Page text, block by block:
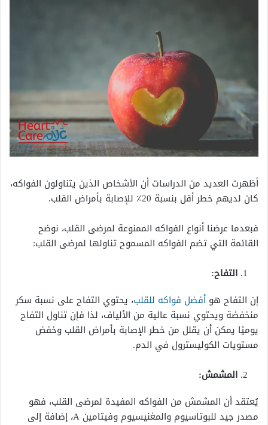
أظهرت العديد من الدراسات أن الأشخاص الذين يتناولون الفواكه،
كان لديهم خطر أقل بنسبة 20٪ للإصابة بأمراض القلب.
فبعدما عرضنا أنواع الفواكه الممنوعة لمرضى القلب، نوضح
القائمة التي تضم الفواكه المسموح تناولها لمرضى القلب:
التفاح:
إن التفاح هو أفضل فواكه للقلب، يحتوي التفاح على نسبة سكر
منخفضة ويحتوي نسبة عالية من الألياف، لذا فإن تناول التفاح
يوميًا يمكن أن يقلل من خطر الإصابة بأمراض القلب وخفض
مستويات الكوليسترول في الدم.
المشمش:
يُعتقد أن المشمش من الفواكه المفيدة لمرضى القلب، فهو
مصدر جيد للبوتاسيوم والمغنيسيوم وفيتامين A، إضافة إلى